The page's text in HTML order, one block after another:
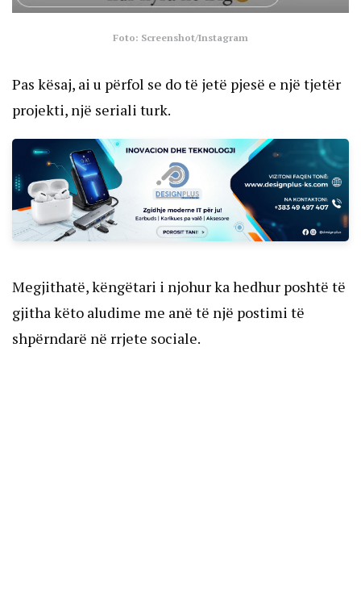
Foto: Screenshot/Instagram
Pas kësaj, ai u përfol se do të jetë pjesë e një tjetër
projekti, një seriali turk.
Megjithatë, këngëtari i njohur ka hedhur poshtë të
gjitha këto aludime me anë të një postimi të
shpërndarë në rrjete sociale.